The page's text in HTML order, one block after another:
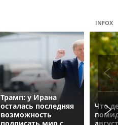
INFOX
Трамп: у Ирана
осталась последняя
возможность
Что